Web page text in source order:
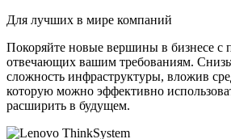
Для лучших в мире компаний
Покоряйте новые вершины в бизнесе с
отвечающих вашим требованиям.
сложность инфраструктуры, вложив
которую можно эффективно
расширить в будущем.